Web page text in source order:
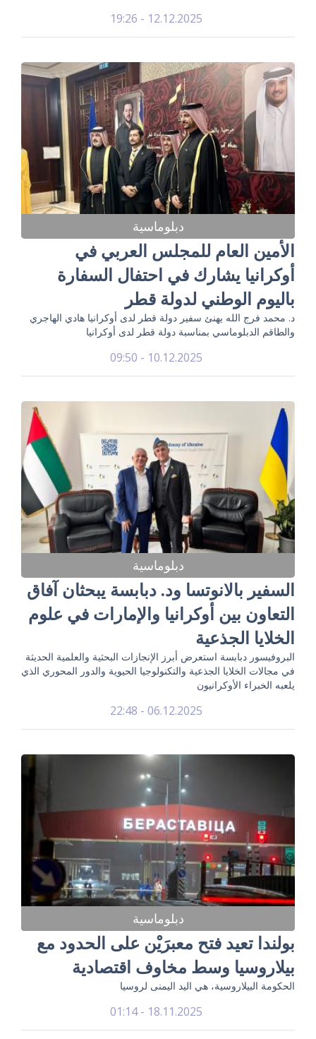
12.12.2025 - 19:26
دبلوماسية
الأمين العام للمجلس العربي في
أوكرانيا يشارك في احتفال السفارة
باليوم الوطني لدولة قطر
د. محمد فرج الله يهنئ سفير دولة قطر لدى أوكرانيا هادي الهاجري
والطاقم الدبلوماسي بمناسبة دولة قطر لدى أوكرانيا
10.12.2025 - 09:50
دبلوماسية
السفير بالانوتسا ود. دبابسة يبحثان آفاق
التعاون بين أوكرانيا والإمارات في علوم
الخلايا الجذعية
البروفيسور دبابسة استعرض أبرز الإنجازات البحثية والعلمية الحديثة
في مجالات الخلايا الجذعية والتكنولوجيا الحيوية والدور المحوري الذي
يلعبه الخبراء الأوكرانيون
06.12.2025 - 22:48
دبلوماسية
بولندا تعيد فتح معبرَيْن على الحدود مع
بيلاروسيا وسط مخاوف اقتصادية
الحكومة البيلاروسية، هي اليد اليمنى لروسيا
18.11.2025 - 01:14